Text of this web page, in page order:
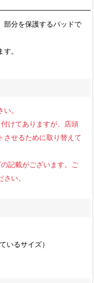
部分を保護するパッドで
。
。
けてありますが、店頭
させるために取り替えて
記載がございます。ご
い。
いるサイズ）